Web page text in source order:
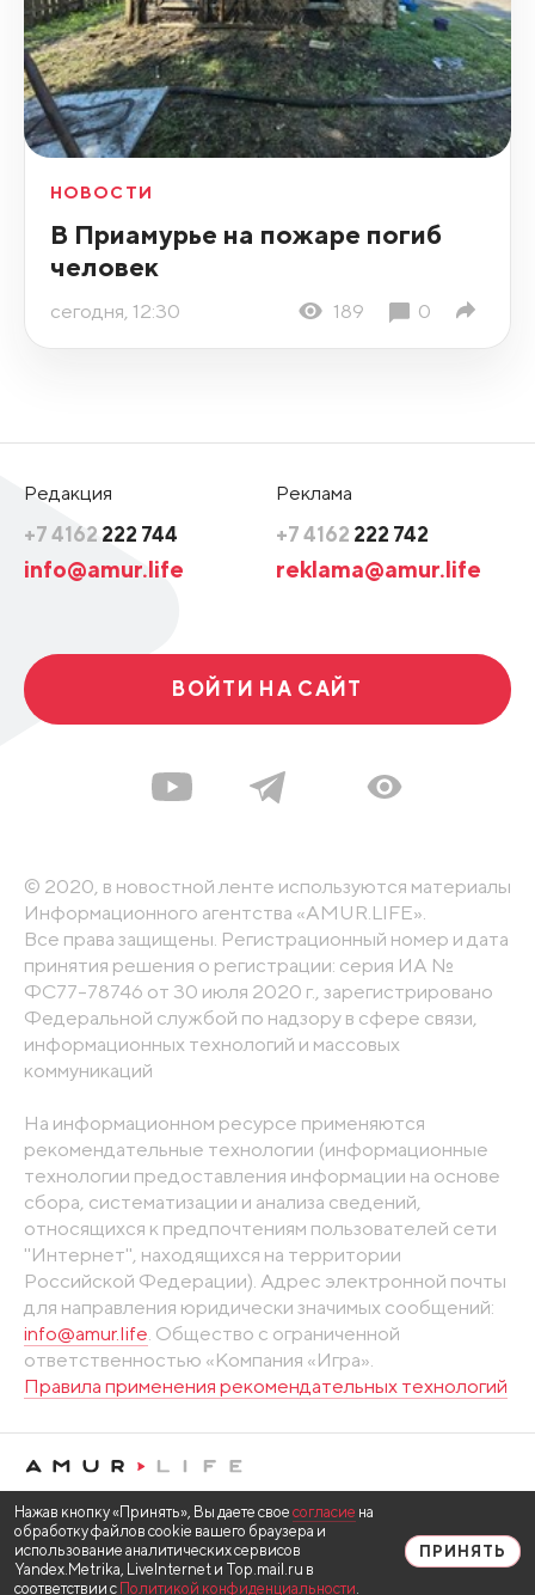
НОВОСТИ
В Приамурье на пожаре погиб
человек
сегодня, 12:30 189 0
Редакция
+7 4162 222 744
info@amur.life
Реклама
+7 4162 222 742
reklama@amur.life
ВОЙТИ НА САЙТ
© 2020, в новостной ленте используются материалы
Информационного агентства «AMUR.LIFE».
Все права защищены. Регистрационный номер и дата
принятия решения о регистрации: серия ИА №
ФС77-78746 от 30 июля 2020 г., зарегистрировано
Федеральной службой по надзору в сфере связи,
информационных технологий и массовых
коммуникаций
На информационном ресурсе применяются
рекомендательные технологии (информационные
технологии предоставления информации на основе
сбора, систематизации и анализа сведений,
относящихся к предпочтениям пользователей сети
"Интернет", находящихся на территории
Российской Федерации). Адрес электронной почты
для направления юридически значимых сообщений:
info@amur.life. Общество с ограниченной
ответственностью «Компания «Игра».
Правила применения рекомендательных технологий
Нажав кнопку «Принять», Вы даете свое согласие на
обработку файлов cookie вашего браузера и
использование аналитических сервисов
Yandex.Metrika, LiveInternet и Top.mail.ru в
соответствии с Политикой конфиденциальности.
ПРИНЯТЬ